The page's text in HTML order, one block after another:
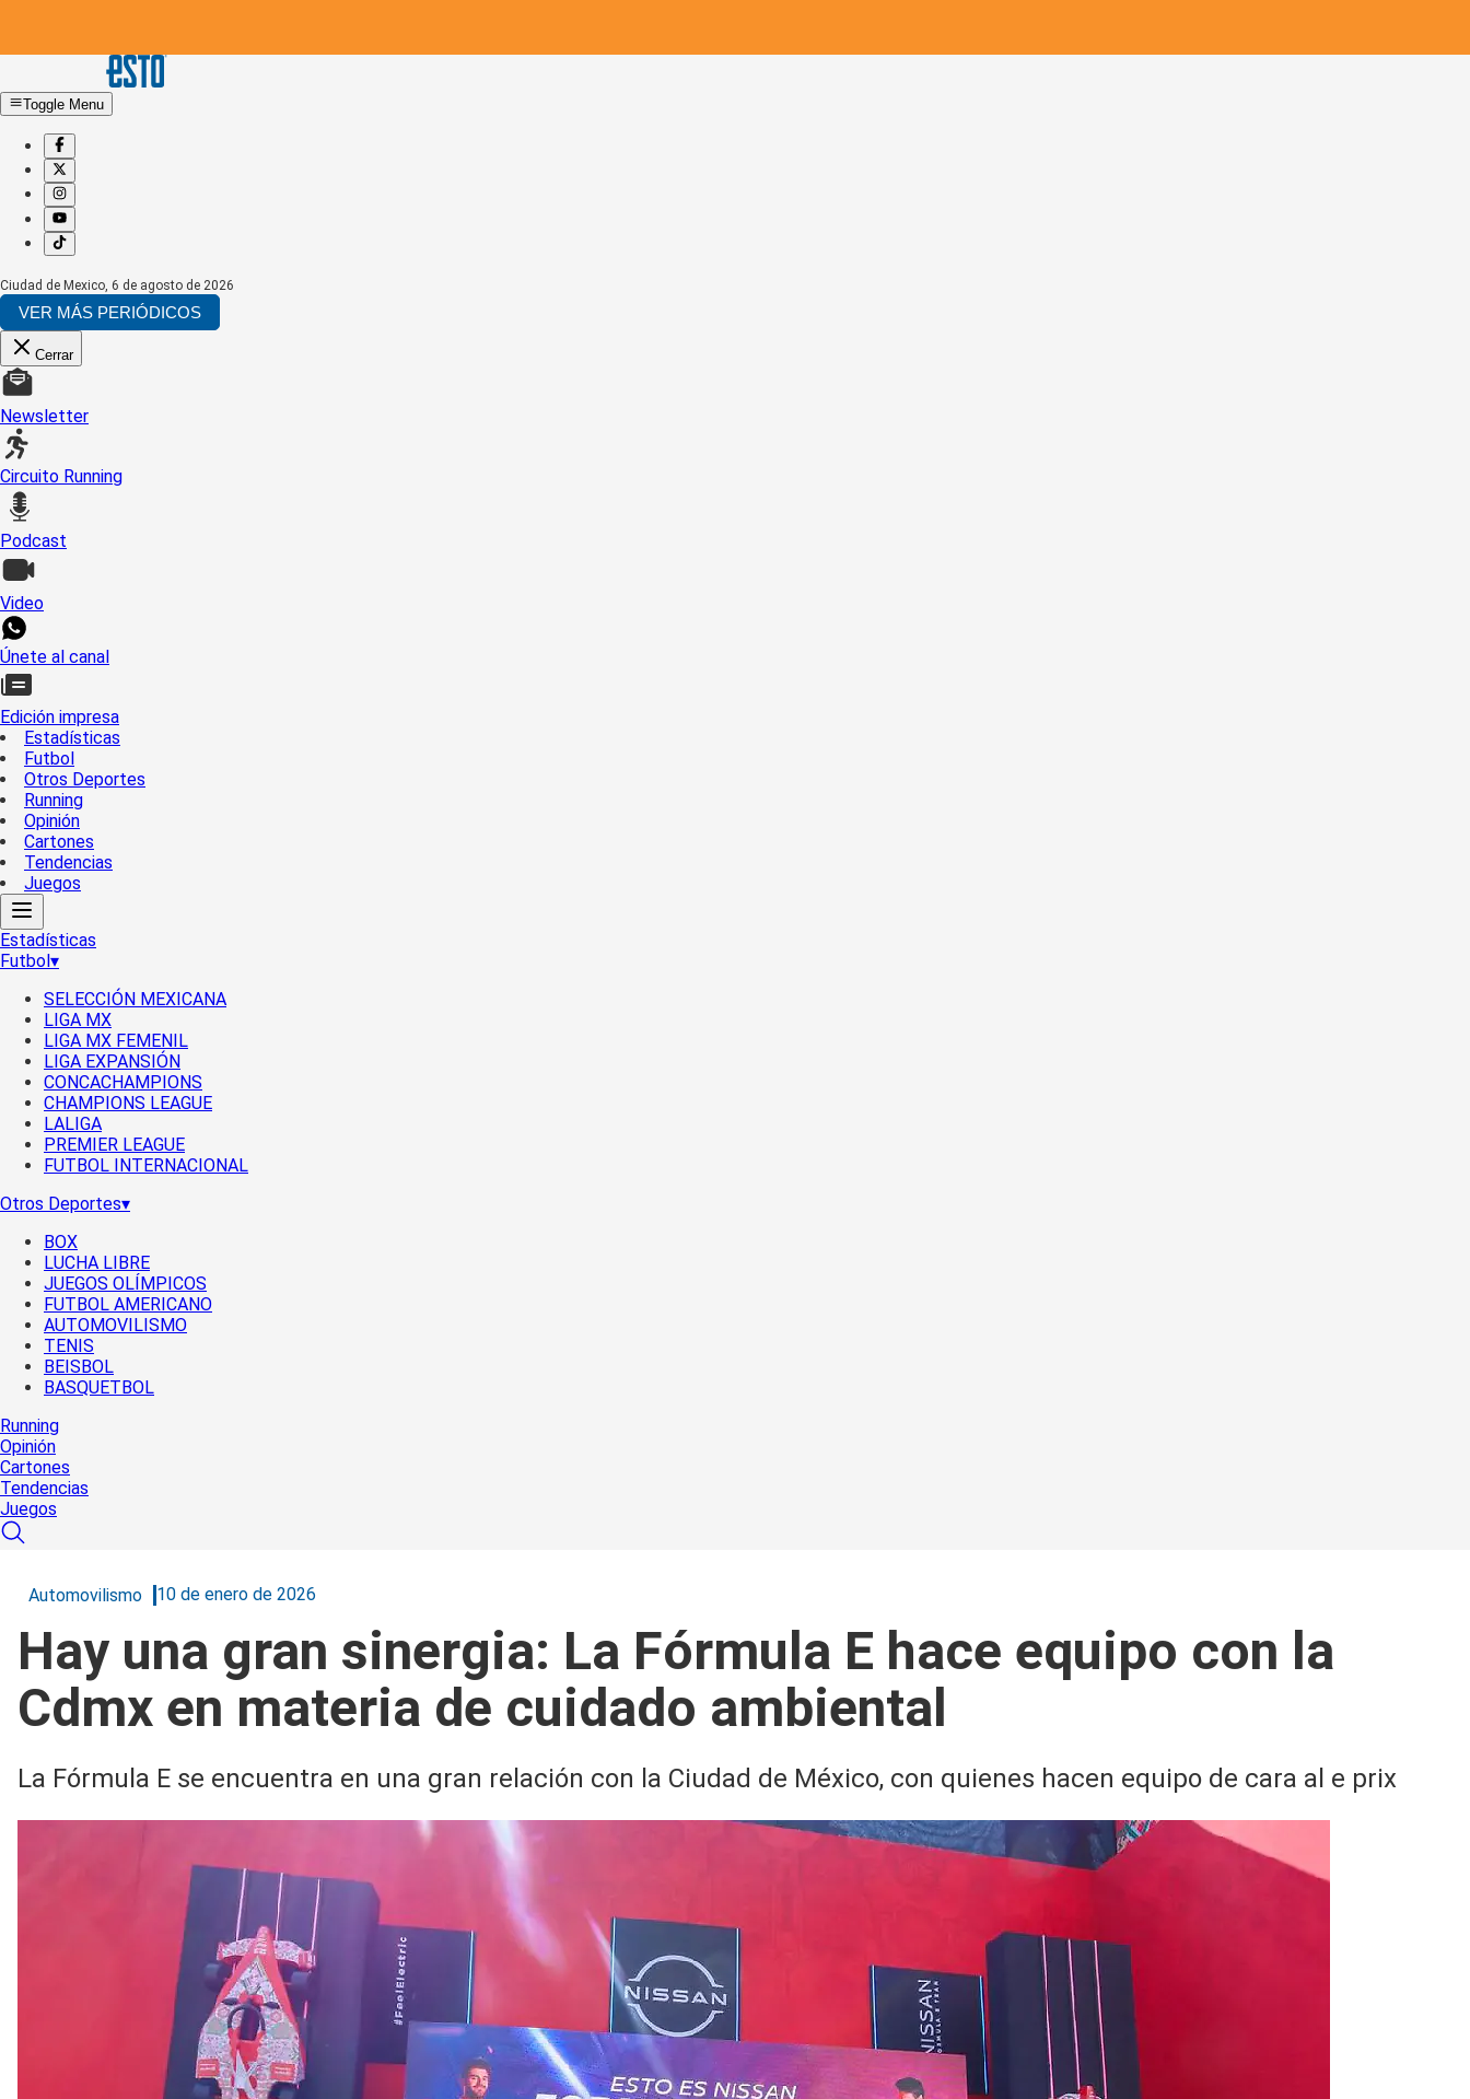
Toggle Menu
Ciudad de Mexico, 6 de agosto de 2026
VER MÁS PERIÓDICOS
Cerrar
Newsletter
Circuito Running
Podcast
Video
Únete al canal
Edición impresa
Estadísticas
Futbol
Otros Deportes
Running
Opinión
Cartones
Tendencias
Juegos
Estadísticas
Futbol▾
SELECCIÓN MEXICANA
LIGA MX
LIGA MX FEMENIL
LIGA EXPANSIÓN
CONCACHAMPIONS
CHAMPIONS LEAGUE
LALIGA
PREMIER LEAGUE
FUTBOL INTERNACIONAL
Otros Deportes▾
BOX
LUCHA LIBRE
JUEGOS OLÍMPICOS
FUTBOL AMERICANO
AUTOMOVILISMO
TENIS
BEISBOL
BASQUETBOL
Running
Opinión
Cartones
Tendencias
Juegos
Automovilismo 10 de enero de 2026
Hay una gran sinergia: La Fórmula E hace equipo con la
Cdmx en materia de cuidado ambiental
La Fórmula E se encuentra en una gran relación con la Ciudad de México, con quienes hacen equipo de cara al e prix